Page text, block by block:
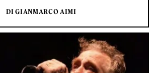
DI GIANMARCO AIMI